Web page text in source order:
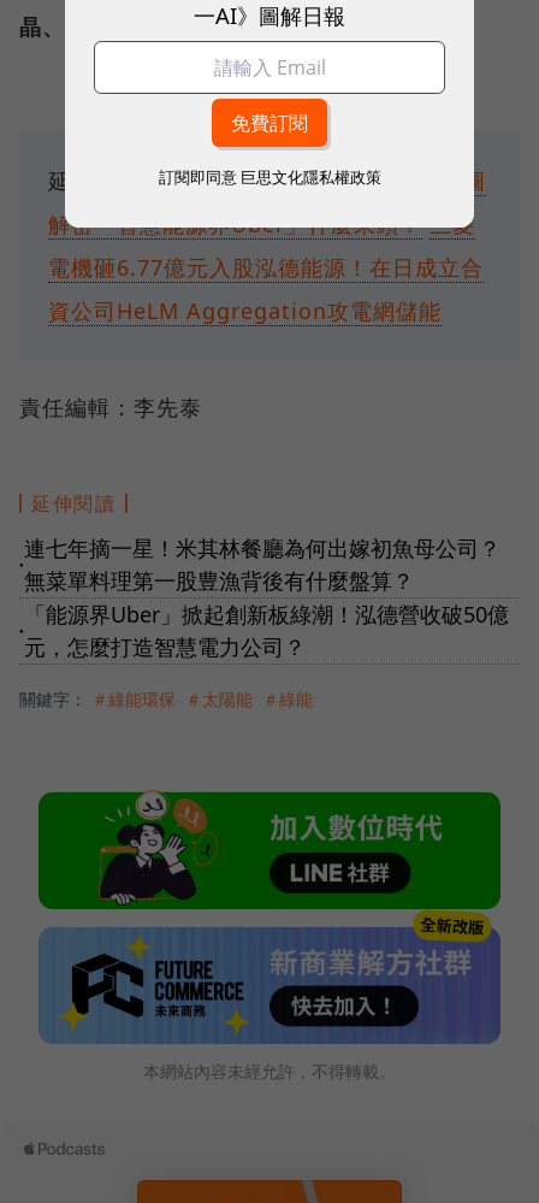
晶、台達電、世界先進 等機構。
延伸閱讀：泓德能源9月底轉一般板！4張圖
解密「智慧能源界Uber」什麼來頭？ 三菱
電機砸6.77億元入股泓德能源！在日成立合
資公司HeLM Aggregation攻電網儲能
責任編輯：李先泰
延伸閱讀
●
連七年摘一星！米其林餐廳為何出嫁初魚母公司？
無菜單料理第一股豊漁背後有什麼盤算？
●
「能源界Uber」掀起創新板綠潮！泓德營收破50億
元，怎麼打造智慧電力公司？
關鍵字： ＃綠能環保 ＃太陽能 ＃綠能
本網站內容未經允許，不得轉載。
一AI》圖解日報
訂閱即同意 巨思文化隱私權政策